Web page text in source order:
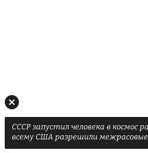
СССР запустил человека в космос
всему США разрешили